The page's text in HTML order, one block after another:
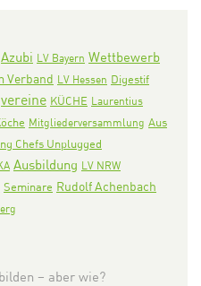
Azubi LV Bayern Wettbewerb
Verband LV Hessen Digestif
KÜCHE Laurentius
Mitgliederversammlung Aus
Chefs Unplugged
Ausbildung LV NRW
Seminare Rudolf Achenbach
– aber wie?